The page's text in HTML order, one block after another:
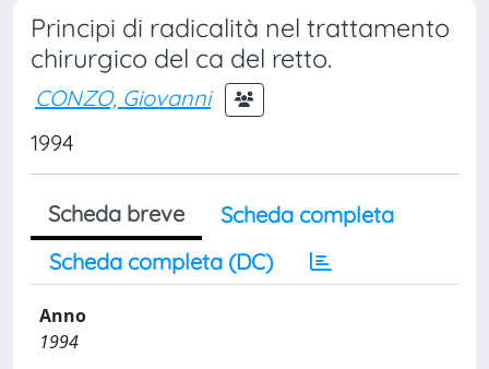
Principi di radicalità nel trattamento
chirurgico del ca del retto.
CONZO, Giovanni
1994
Scheda breve
Scheda completa
Scheda completa (DC)
Anno
1994